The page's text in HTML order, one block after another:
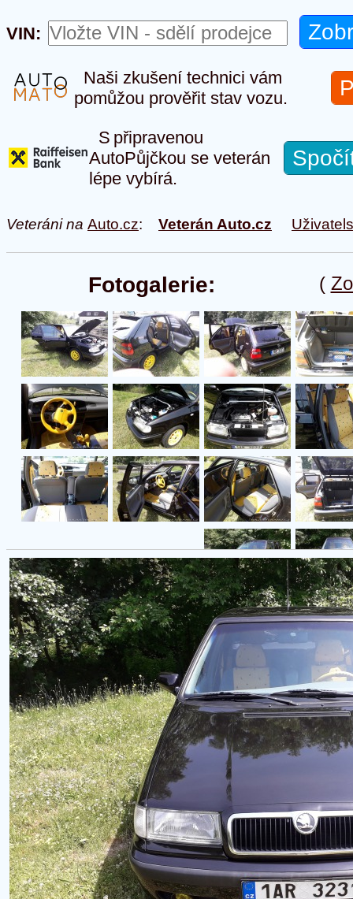
VIN:
Naši zkušení technici vám
pomůžou prověřit stav vozu.
S připravenou
AutoPůjčkou se veterán
lépe vybírá.
Veteráni na Auto.cz: Veterán Auto.cz
(
Fotogalerie: